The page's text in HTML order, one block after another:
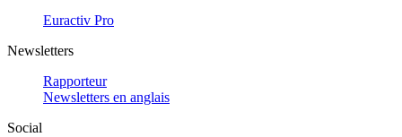
Euractiv Pro
Newsletters
Rapporteur
Newsletters en anglais
Social